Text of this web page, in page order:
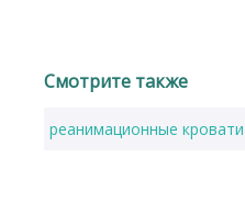
Смотрите также
реанимационные